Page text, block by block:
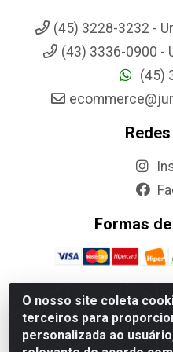
O nosso site coleta
terceiros para
personalizada ao
(45) 3228-3232 -
(43) 3336-0900 -
(45)
Formas
Jumbo Alimentos Cascavel -
Santos Dumont,